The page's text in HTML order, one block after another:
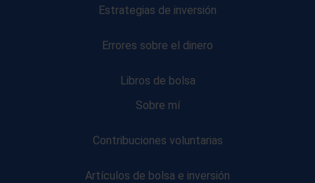
Estrategias de inversión
Errores sobre el dinero
Libros de bolsa
Sobre mí
Contribuciones voluntarias
Artículos de bolsa e inversión